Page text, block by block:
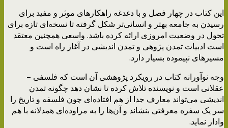
این کتاب در چهار فصل و با دغدغه راهکارهای موثر و مفید برای
رسیدن به جامعه بهتر و انسانی‌تر شکل گرفته تا نسخه‌ای تازه‌ برای
تحول در وضعیت امروزی ارائه کرده باشد. واسعی همچنین معتقد
است ادبیات تمدن پژوهی و تمدن اندیشی در آغاز راه است و
مسیرهای نپیموده بسیار دارد‌.
وجه نوآورانه کتاب در رویکرد پژوهشی آن است که فلسفی –
عقلانی است و نویسنده تلاش کرده تا نشان دهد چگونه تمدن
اندیشی می‌تواند معارف جدا از هم افتاده‌ای چون فلسفه و تاریخ را
سر یک سفره معرفتی بنشاند و آن‌ها را به مراوده‌ای همدلانه با هم
وادار نماید.